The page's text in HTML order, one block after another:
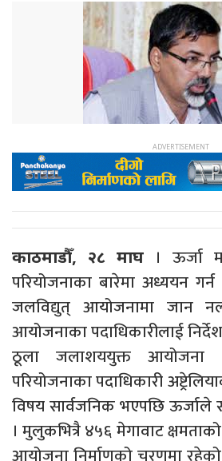
काठमाडौँ, २८ माघ
। ऊर्जा
परियोजनाका बारेमा अध्ययन गर्न
जलविद्युत् आयोजनामा जान
आयोजनाका पदाधिकारीलाई
ठूला जलाशययुक्त आयोजना
परियोजनाका पदाधिकारी
विषय सार्वजनिक भएपछि ऊर्जाले
। मुलुकभित्रै ४५६ मेगावाट